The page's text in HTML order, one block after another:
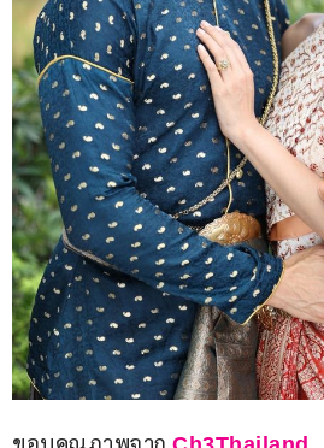
ขอบคุณภาพจาก